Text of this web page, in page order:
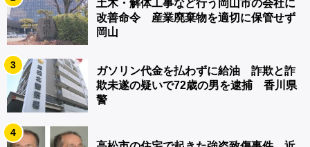
土木・解体工事など行う岡山市の会社に
改善命令 産業廃棄物を適切に保管せず
岡山
3
ガソリン代金を払わずに給油 詐欺と詐
欺未遂の疑いで72歳の男を逮捕 香川県
警
4